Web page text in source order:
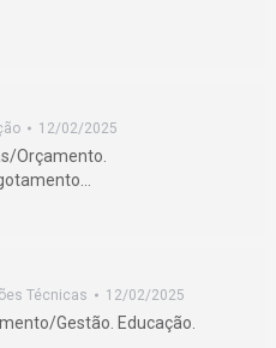
12/02/2025
Orçamento.
Técnicas 12/02/2025
Gestão. Educação.